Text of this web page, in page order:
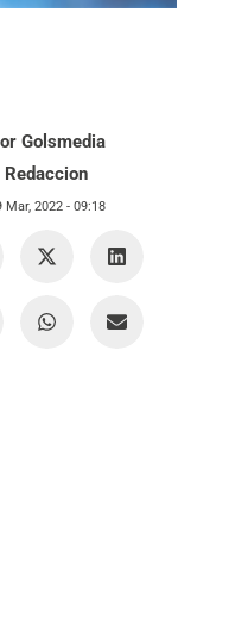
Golsmedia
Redaccion
Mar, 2022 - 09:18